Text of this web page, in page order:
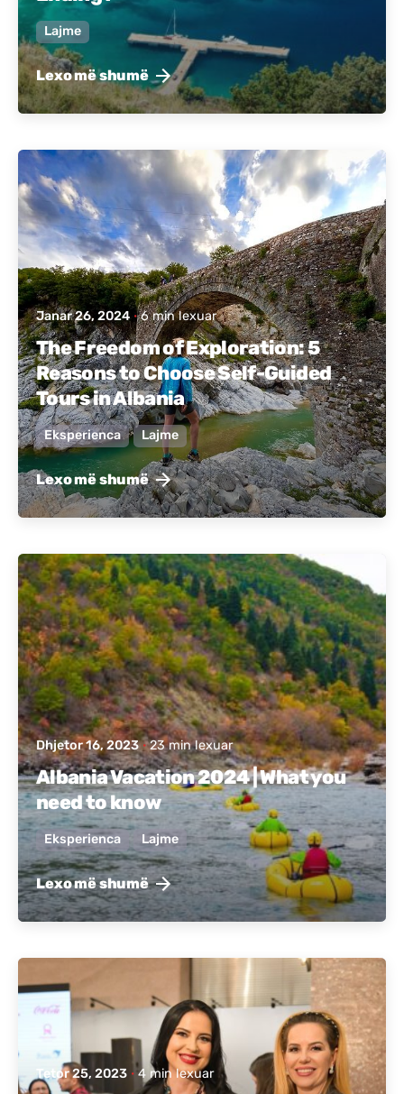
Lajme
Lexo më shumë
Postuar nga
Active Albania
Janar 26, 2024 6 min lexuar
The Freedom of Exploration: 5
Reasons to Choose Self-Guided
Tours in Albania
Eksperienca Lajme
Lexo më shumë
Postuar nga
Active Albania
Dhjetor 16, 2023 23 min lexuar
Albania Vacation 2024 | What you
need to know
Eksperienca Lajme
Lexo më shumë
Active Albania
Tetor 25, 2023 4 min lexuar